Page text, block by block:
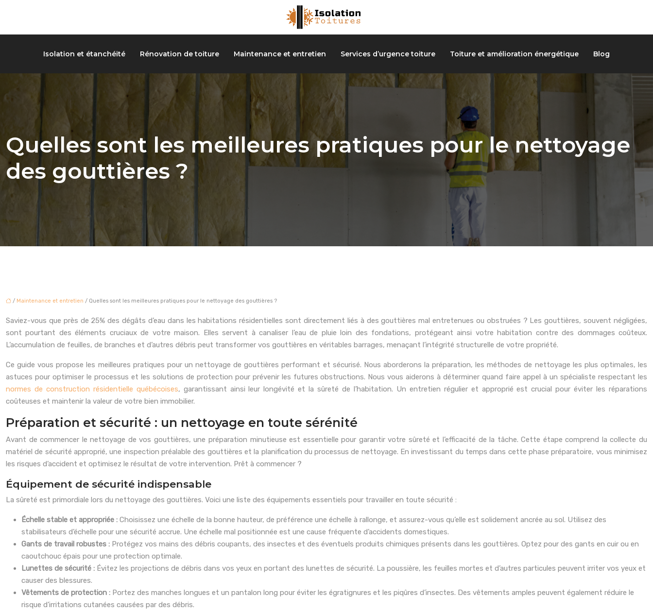
Isolation et étanchéité Rénovation de toiture Maintenance et entretien Services d’urgence toiture Toiture et amélioration énergétique Blog
Quelles sont les meilleures pratiques pour le nettoyage
des gouttières ?
/ Maintenance et entretien / Quelles sont les meilleures pratiques pour le nettoyage des gouttières ?
Saviez-vous que près de 25% des dégâts d’eau dans les habitations résidentielles sont directement liés à des gouttières mal entretenues ou obstruées ? Les gouttières, souvent négligées,
sont pourtant des éléments cruciaux de votre maison. Elles servent à canaliser l’eau de pluie loin des fondations, protégeant ainsi votre habitation contre des dommages coûteux.
L’accumulation de feuilles, de branches et d’autres débris peut transformer vos gouttières en véritables barrages, menaçant l’intégrité structurelle de votre propriété.
Ce guide vous propose les meilleures pratiques pour un nettoyage de gouttières performant et sécurisé. Nous aborderons la préparation, les méthodes de nettoyage les plus optimales, les
astuces pour optimiser le processus et les solutions de protection pour prévenir les futures obstructions. Nous vous aiderons à déterminer quand faire appel à un spécialiste respectant les
normes de construction résidentielle québécoises, garantissant ainsi leur longévité et la sûreté de l’habitation. Un entretien régulier et approprié est crucial pour éviter les réparations
coûteuses et maintenir la valeur de votre bien immobilier.
Préparation et sécurité : un nettoyage en toute sérénité
Avant de commencer le nettoyage de vos gouttières, une préparation minutieuse est essentielle pour garantir votre sûreté et l’efficacité de la tâche. Cette étape comprend la collecte du
matériel de sécurité approprié, une inspection préalable des gouttières et la planification du processus de nettoyage. En investissant du temps dans cette phase préparatoire, vous minimisez
les risques d’accident et optimisez le résultat de votre intervention. Prêt à commencer ?
Équipement de sécurité indispensable
La sûreté est primordiale lors du nettoyage des gouttières. Voici une liste des équipements essentiels pour travailler en toute sécurité :
Échelle stable et appropriée : Choisissez une échelle de la bonne hauteur, de préférence une échelle à rallonge, et assurez-vous qu’elle est solidement ancrée au sol. Utilisez des
stabilisateurs d’échelle pour une sécurité accrue. Une échelle mal positionnée est une cause fréquente d’accidents domestiques.
Gants de travail robustes : Protégez vos mains des débris coupants, des insectes et des éventuels produits chimiques présents dans les gouttières. Optez pour des gants en cuir ou en
caoutchouc épais pour une protection optimale.
Lunettes de sécurité : Évitez les projections de débris dans vos yeux en portant des lunettes de sécurité. La poussière, les feuilles mortes et d’autres particules peuvent irriter vos yeux et
causer des blessures.
Vêtements de protection : Portez des manches longues et un pantalon long pour éviter les égratignures et les piqûres d’insectes. Des vêtements amples peuvent également réduire le
risque d’irritations cutanées causées par des débris.